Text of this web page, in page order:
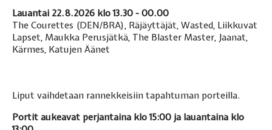
Lauantai 22.8.2026 klo 13.30 - 00.00
The Courettes (DEN/BRA), Räjäyttäjät, Wasted, Liikkuvat
Lapset, Maukka Perusjätkä, The Blaster Master, Jaanat,
Kärmes, Katujen Äänet
Liput vaihdetaan rannekkeisiin tapahtuman porteilla.
Portit aukeavat perjantaina klo 15:00 ja lauantaina klo